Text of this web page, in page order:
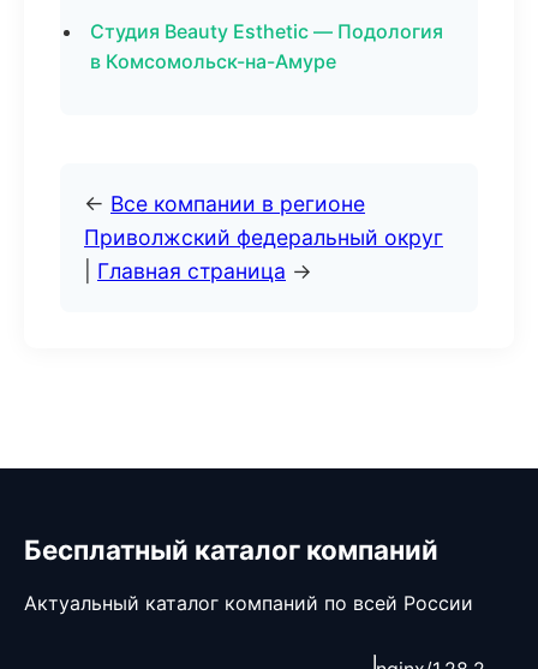
Студия Beauty Esthetic — Подология
в Комсомольск-на-Амуре
← Все компании в регионе
Приволжский федеральный округ
Главная страница →
Бесплатный каталог компаний
Актуальный каталог компаний по всей России